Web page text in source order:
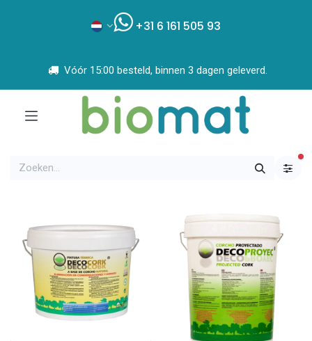
+31 6 161 505 93
Vóór 15:00 besteld, binnen 3 dagen geleverd.